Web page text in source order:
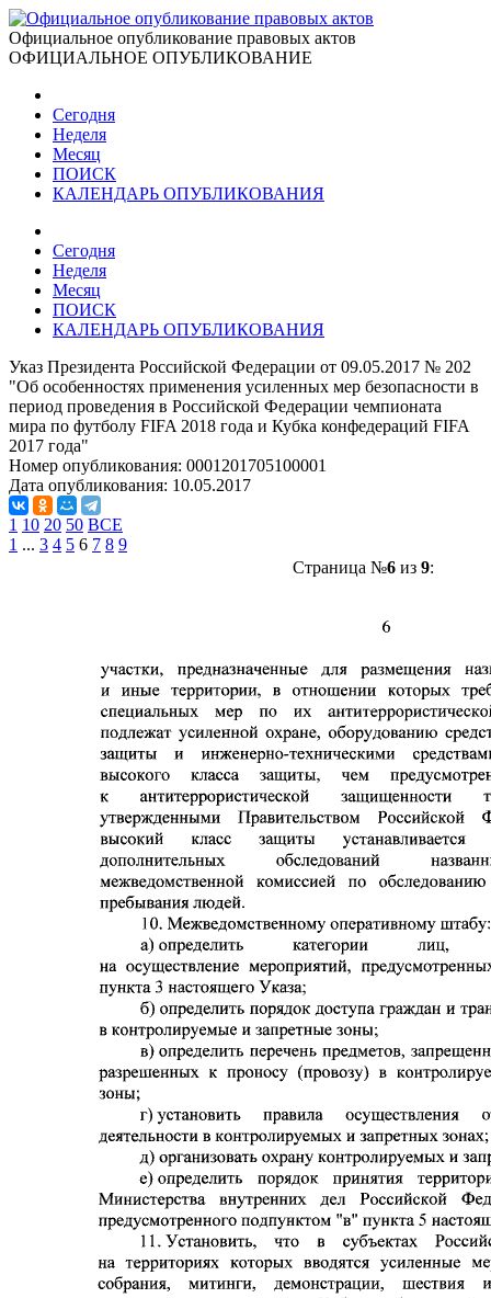
Официальное опубликование правовых актов
ОФИЦИАЛЬНОЕ ОПУБЛИКОВАНИЕ
Сегодня
Неделя
Месяц
ПОИСК
КАЛЕНДАРЬ ОПУБЛИКОВАНИЯ
Сегодня
Неделя
Месяц
ПОИСК
КАЛЕНДАРЬ ОПУБЛИКОВАНИЯ
Указ Президента Российской Федерации от 09.05.2017 № 202
"Об особенностях применения усиленных мер безопасности в
период проведения в Российской Федерации чемпионата
мира по футболу FIFA 2018 года и Кубка конфедераций FIFA
2017 года"
Номер опубликования: 0001201705100001
Дата опубликования: 10.05.2017
1 10 20 50 ВСЕ
1 ... 3 4 5 6 7 8 9
Страница №6из 9: